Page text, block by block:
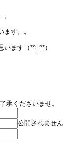
す。。
ます（*^_^*）
承くださいませ。
公開されません